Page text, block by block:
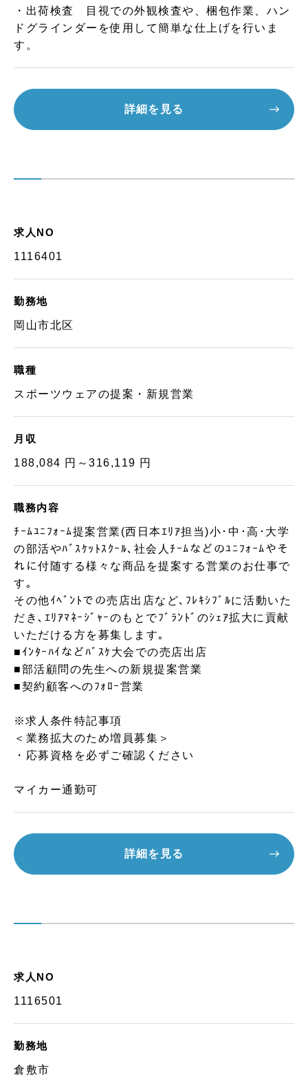
・出荷検査 目視での外観検査や、梱包作業、ハン
ドグラインダーを使用して簡単な仕上げを行いま
す。
詳細を見る
求人NO
1116401
勤務地
岡山市北区
職種
スポーツウェアの提案・新規営業
月収
188,084 円～316,119 円
職務内容
ﾁｰﾑﾕﾆﾌｫｰﾑ提案営業(西日本ｴﾘｱ担当)小･中･高･大学
の部活やﾊﾞｽｹｯﾄｽｸｰﾙ､社会人ﾁｰﾑなどのﾕﾆﾌｫｰﾑやそ
れに付随する様々な商品を提案する営業のお仕事で
す｡
その他ｲﾍﾞﾝﾄでの売店出店など､ﾌﾚｷｼﾌﾞﾙに活動いた
だき､ｴﾘｱﾏﾈｰｼﾞｬｰのもとでﾌﾞﾗﾝﾄﾞのｼｪｱ拡大に貢献
いただける方を募集します｡
■ｲﾝﾀｰﾊｲなどﾊﾞｽｹ大会での売店出店
■部活顧問の先生への新規提案営業
■契約顧客へのﾌｫﾛｰ営業
※求人条件特記事項
＜業務拡大のため増員募集＞
・応募資格を必ずご確認ください
マイカー通勤可
詳細を見る
求人NO
1116501
勤務地
倉敷市